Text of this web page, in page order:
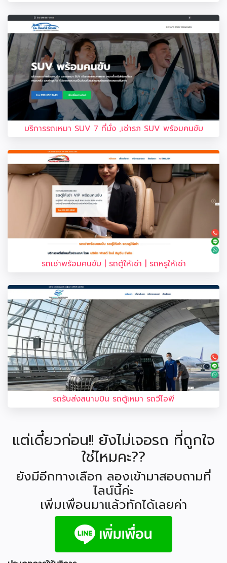
บริการรถเหมา SUV 7 ที่นั่ง ,เช่ารภ SUV พร้อมคนขับ
รถเช่าพร้อมคนขับ | รถตู้ให้เช่า | รถหรูให้เช่า
รถรับส่งสนามบิน รถตู้เหมา รถวีไอพี
แต่เดี๋ยวก่อน!! ยังไม่เจอรถ ที่ถูกใจ
ใช่ไหมคะ??
ยังมีอีกทางเลือก ลองเข้ามาสอบถามที่
ไลน์นี้ค่ะ
เพิ่มเพื่อนมาแล้วทักได้เลยค่า